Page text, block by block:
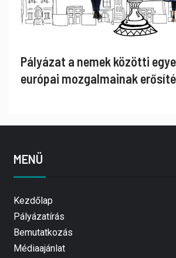
Pályázat a nemek közötti
európai mozgalmainak
MENÜ
Kezdőlap
Pályázatírás
Bemutatkozás
Médiaajánlat